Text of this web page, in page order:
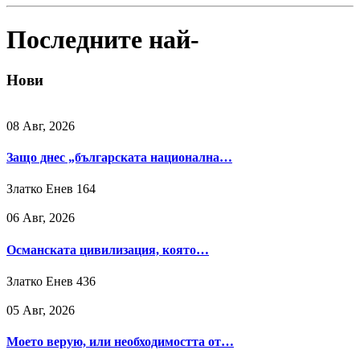
Последните най-
Нови
08 Авг, 2026
Защо днес „българската национална…
Златко Енев 164
06 Авг, 2026
Османската цивилизация, която…
Златко Енев 436
05 Авг, 2026
Моето верую, или необходимостта от…